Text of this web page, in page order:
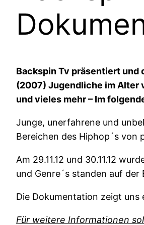
Backspin Tv präsentiert
(2007) Jugendliche im Alter
und vieles mehr – Im
Junge, unerfahrene und
Bereichen des Hiphop´s von
Am 29.11.12 und 30.11.12
und Genre´s standen auf
Die Dokumentation zeigt uns
Für weitere Informationen